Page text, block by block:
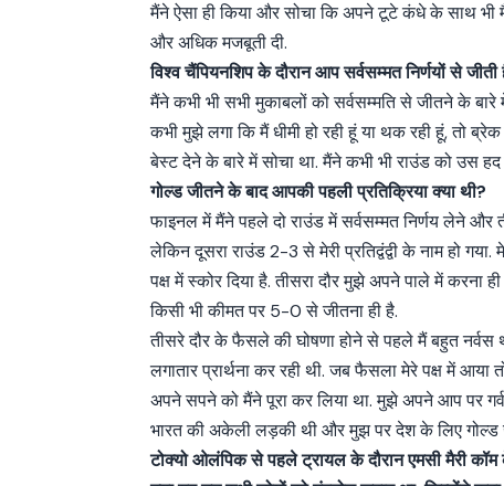
मैंने ऐसा ही किया और सोचा कि अपने टूटे कंधे के साथ भी
और अधिक मजबूती दी.
विश्व चैंपियनशिप के दौरान आप सर्वसम्मत निर्णयों से
मैंने कभी भी सभी मुकाबलों को सर्वसम्मति से जीतने के
कभी मुझे लगा कि मैं धीमी हो रही हूं या थक रही हूं, तो
बेस्ट देने के बारे में सोचा था. मैंने कभी भी राउंड को उस
गोल्ड जीतने के बाद आपकी पहली प्रतिक्रिया क्या थी?
फाइनल में मैंने पहले दो राउंड में सर्वसम्मत निर्णय लेने और
लेकिन दूसरा राउंड 2-3 से मेरी प्रतिद्वंद्वी के नाम हो
पक्ष में स्कोर दिया है. तीसरा दौर मुझे अपने पाले में
किसी भी कीमत पर 5-0 से जीतना ही है.
तीसरे दौर के फैसले की घोषणा होने से पहले मैं बहुत नर्वस
लगातार प्रार्थना कर रही थी. जब फैसला मेरे पक्ष में
अपने सपने को मैंने पूरा कर लिया था. मुझे अपने आप पर
भारत की अकेली लड़की थी और मुझ पर देश के लिए गोल्ड
टोक्यो ओलंपिक से पहले ट्रायल के दौरान एमसी मैरी